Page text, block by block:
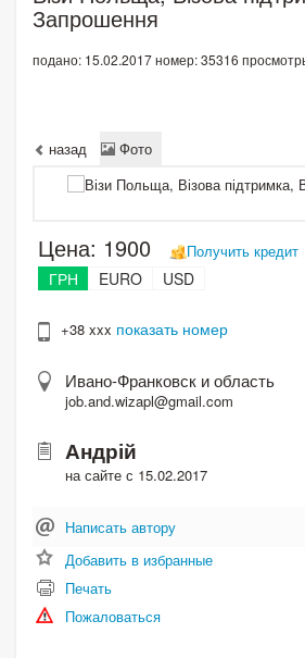
Запрошення
подано: 15.02.2017номер: 35316
назад Фото
Цена: 1900 Получить кредит
ГРН EURO USD
+38 xxx показать номер
Ивано-Франковск и область
job.and.wizapl@gmail.com
Андрій
на сайте с 15.02.2017
Написать автору
Добавить в избранные
Печать
Пожаловаться